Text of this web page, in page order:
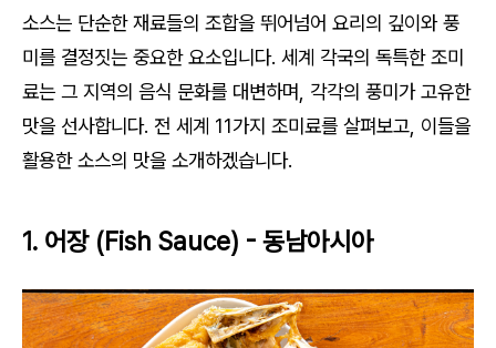
소스는 단순한 재료들의 조합을 뛰어넘어 요리의 깊이와 풍
미를 결정짓는 중요한 요소입니다. 세계 각국의 독특한 조미
료는 그 지역의 음식 문화를 대변하며, 각각의 풍미가 고유한
맛을 선사합니다. 전 세계 11가지 조미료를 살펴보고, 이들을
활용한 소스의 맛을 소개하겠습니다.
1. 어장 (Fish Sauce) - 동남아시아